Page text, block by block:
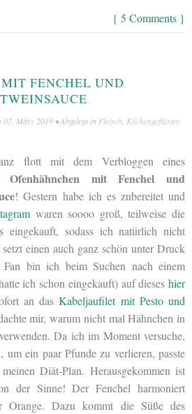
{ 5 Comments }
FENCHEL UND
07. März 2019 • Abgelegt in Fleisch Küchengeflüster,
flott mit dem Verbloggen eines
Ofenhähnchen mit Fenchel und
! Gestern habe ich es zubereitet und
waren soooo groß, teilweise die
eingekauft, sodass ich natürlich nicht
einen auch ganz schön unter Druck
bin ich beim Suchen nach einem
ich schon eingekauft) auf dieses hier
an dasKabeljaufilet mit Pesto und
mir, warum nicht mal Hähnchen in
Da ich im Moment versuche,
um ein paar Pfunde zu verlieren, passte
Diät-Plan. Herausgekommen ist
der Sinne! Der Fenchel harmoniert
Dazu kommt die Süße des